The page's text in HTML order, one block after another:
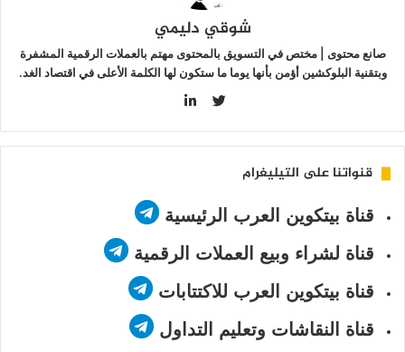
شوقي دليمي
صانع محتوى | مختص في التسويق بالمحتوى مهتم بالعملات الرقمية المشفرة
وبتقنية البلوكشين أؤمن بأنها يوما ما ستكون لها الكلمة الأعلى في اقتصاد الغد.
قنواتنا على التيليغرام
قناة بيتكوين العرب الرئيسية
قناة لشراء وبيع العملات الرقمية
قناة بيتكوين العرب للاكتتابات
قناة النقاشات وتعليم التداول